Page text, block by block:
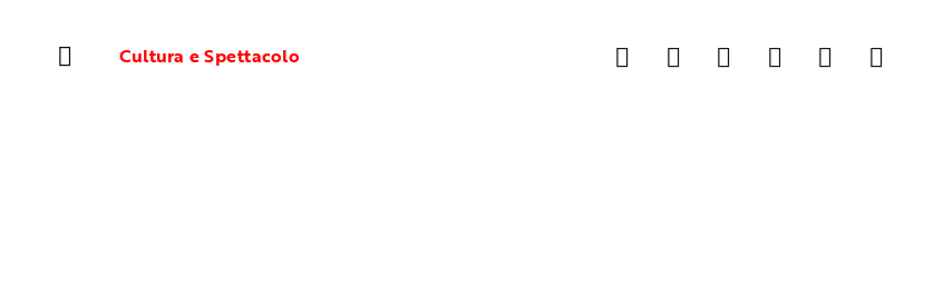
contenuto
Cultura e Spettacolo